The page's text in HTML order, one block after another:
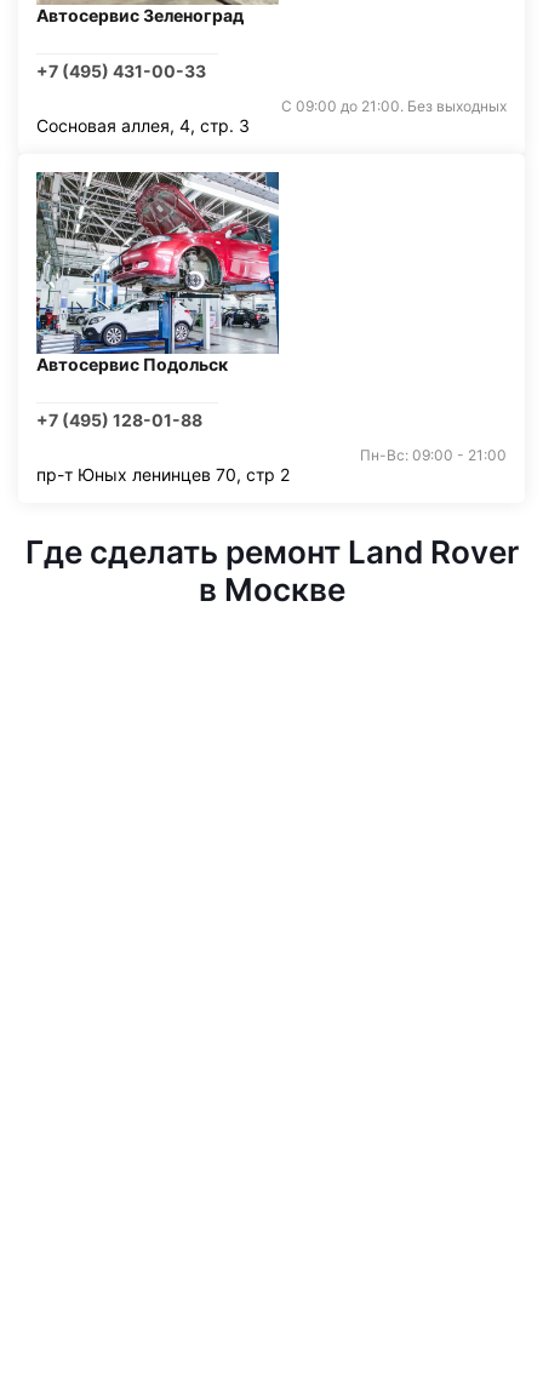
Автосервис Зеленоград
+7 (495) 431-00-33
С 09:00 до 21:00. Без выходных
Сосновая аллея, 4, стр. 3
Автосервис Подольск
+7 (495) 128-01-88
Пн-Вс: 09:00 - 21:00
пр-т Юных ленинцев 70, стр 2
Где сделать ремонт Land Rover
в Москве